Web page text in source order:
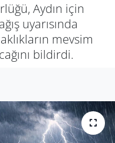
Aydın için
uyarısında
mevsim
bildirdi.